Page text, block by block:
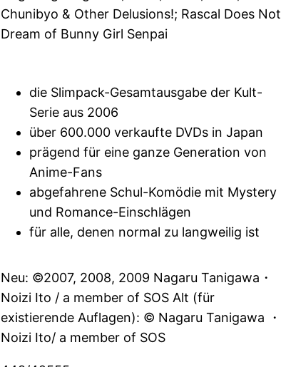
Chunibyo & Other Delusions!; Rascal Does Not
Dream of Bunny Girl Senpai
die Slimpack-Gesamtausgabe der Kult-
Serie aus 2006
über 600.000 verkaufte DVDs in Japan
prägend für eine ganze Generation von
Anime-Fans
abgefahrene Schul-Komödie mit Mystery
und Romance-Einschlägen
für alle, denen normal zu langweilig ist
Neu: ©2007, 2008, 2009 Nagaru Tanigawa・
Noizi Ito / a member of SOS Alt (für
existierende Auflagen): © Nagaru Tanigawa ・
Noizi Ito/ a member of SOS